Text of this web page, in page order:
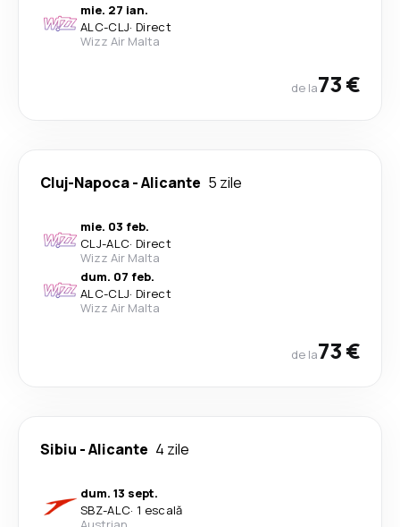
mie. 27 ian.
ALC-CLJ· Direct
Wizz Air Malta
de la73 €
Cluj-Napoca-Alicante 5 zile
mie. 03 feb.
CLJ-ALC· Direct
Wizz Air Malta
dum. 07 feb.
ALC-CLJ· Direct
Wizz Air Malta
de la73 €
Sibiu -Alicante 4 zile
dum. 13 sept.
SBZ-ALC· 1 escală